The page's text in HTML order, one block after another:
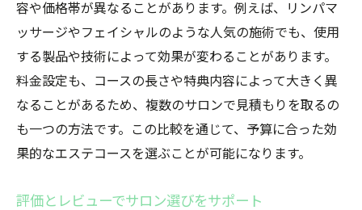
自然素材を使った施術の利点
肌に優しいトリートメントの選び方
エコフレンドリーな美容法の紹介
オーガニック製品の役割と効果
オーガニックで心も体も癒される
エステでのカウンセリングで美の悩みを解決す
カウンセリングの重要性と効果
容や価格帯が異なることがあります。例えば、リンパマ
ッサージやフェイシャルのような人気の施術でも、使用
する製品や技術によって効果が変わることがあります。
料金設定も、コースの長さや特典内容によって大きく異
なることがあるため、複数のサロンで見積もりを取るの
も一つの方法です。この比較を通じて、予算に合った効
果的なエステコースを選ぶことが可能になります。
評価とレビューでサロン選びをサポート